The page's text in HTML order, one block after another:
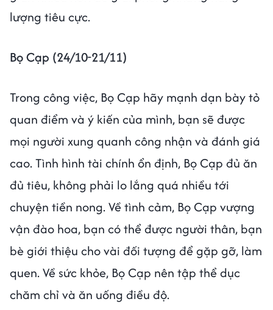
lượng tiêu cực.
Bọ Cạp (24/10-21/11)
Trong công việc, Bọ Cạp hãy mạnh dạn bày tỏ
quan điểm và ý kiến của mình, bạn sẽ được
mọi người xung quanh công nhận và đánh giá
cao. Tình hình tài chính ổn định, Bọ Cạp đủ ăn
đủ tiêu, không phải lo lắng quá nhiều tới
chuyện tiền nong. Về tình cảm, Bọ Cạp vượng
vận đào hoa, bạn có thể được người thân, bạn
bè giới thiệu cho vài đối tượng để gặp gỡ, làm
quen. Về sức khỏe, Bọ Cạp nên tập thể dục
chăm chỉ và ăn uống điều độ.